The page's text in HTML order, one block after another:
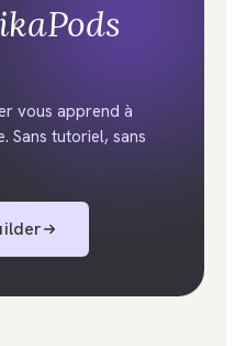
vous apprend à
Sans tutoriel, sans